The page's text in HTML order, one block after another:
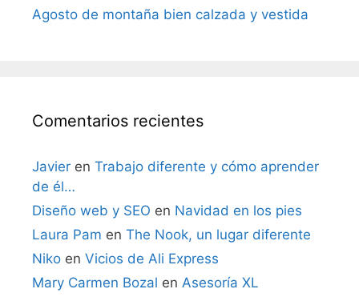
Agosto de montaña bien calzada y vestida
Comentarios recientes
Javier en Trabajo diferente y cómo aprender
de él…
Diseño web y SEO en Navidad en los pies
Laura Pam en The Nook, un lugar diferente
Niko en Vicios de Ali Express
Mary Carmen Bozal en Asesoría XL